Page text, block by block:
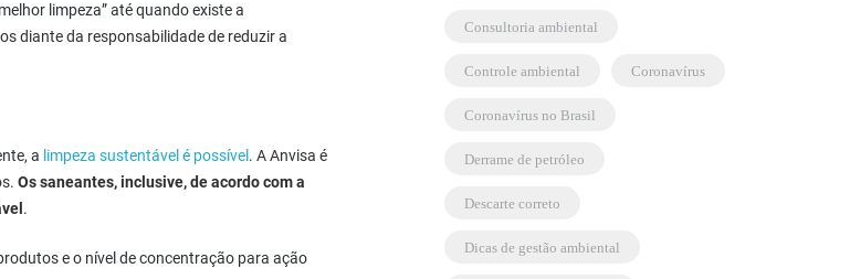
limpeza” até quando existe a
diante da responsabilidade de reduzir a
a limpeza sustentável é possível . A Anvisa é
Os saneantes, inclusive, de acordo com a
.
e o nível de concentração para ação
consultoria ambiental
controle ambiental coronavírus
coronavírus no Brasil
derrame de petróleo
descarte correto
dicas de gestão ambiental